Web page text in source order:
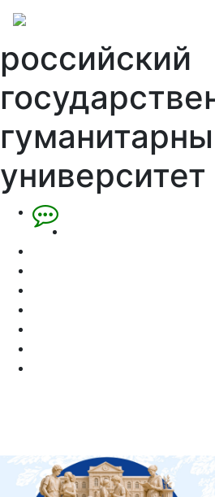
российский
университет